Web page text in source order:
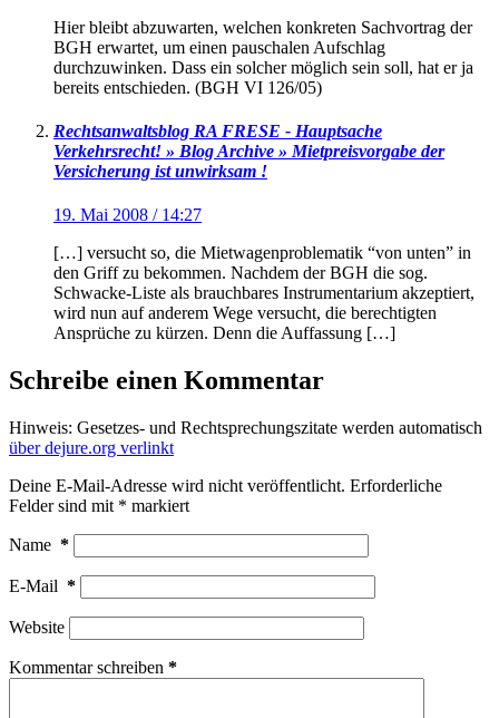
Hier bleibt abzuwarten, welchen konkreten Sachvortrag der
BGH erwartet, um einen pauschalen Aufschlag
durchzuwinken. Dass ein solcher möglich sein soll, hat er ja
bereits entschieden. (BGH VI 126/05)
Rechtsanwaltsblog RA FRESE - Hauptsache
Verkehrsrecht! » Blog Archive » Mietpreisvorgabe der
Versicherung ist unwirksam !
19. Mai 2008 / 14:27
[…] versucht so, die Mietwagenproblematik “von unten” in
den Griff zu bekommen. Nachdem der BGH die sog.
Schwacke-Liste als brauchbares Instrumentarium akzeptiert,
wird nun auf anderem Wege versucht, die berechtigten
Ansprüche zu kürzen. Denn die Auffassung […]
Schreibe einen Kommentar
Hinweis: Gesetzes- und Rechtsprechungszitate werden automatisch
über dejure.org verlinkt
Deine E-Mail-Adresse wird nicht veröffentlicht. Erforderliche
Felder sind mit * markiert
Name *
E-Mail *
Website
Kommentar schreiben *